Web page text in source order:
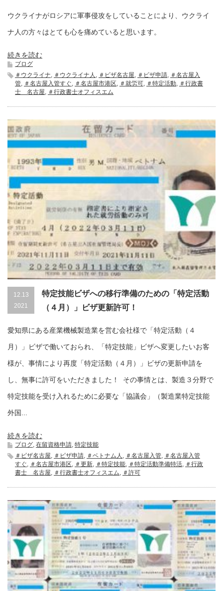
ウクライナがロシアに軍事侵攻をしていることにより、ウクライ
ナ人の方々はとても心を痛めていると思います。
続きを読む
ブログ
＃ウクライナ
＃ウクライナ人 ＃ビザ名古屋 ＃ビザ申請
＃名古屋入
管
＃名古屋入管すぐ ＃名古屋市港区 ＃就労可 ＃特定活動
＃行政書
士 名古屋
＃行政書士オフィスエム
12.13
2021
特定技能ビザへの移行準備のための「特定活動
（４月）」ビザ更新許可！
愛知県にある産業機械製造業を営む会社様で「特定活動（４
月）」ビザで働いておられ、「特定技能」ビザへ変更したいお客
様が、事情により再度「特定活動（４月）」ビザの更新申請を
し、無事に許可をいただきました！ その事情とは、製造３分野で
特定技能を受け入れるために必要な「協議会」（製造業特定技能
外国...
続きを読む
ブログ, 在留資格申請, 特定技能
＃ビザ名古屋, ＃ビザ申請, ＃ベトナム人 , ＃名古屋入管, ＃名古屋入管
すぐ, ＃名古屋市港区, ＃更新, ＃特定技能, ＃特定活動準備特活, ＃行政
書士 名古屋, ＃行政書士オフィスエム, ＃許可